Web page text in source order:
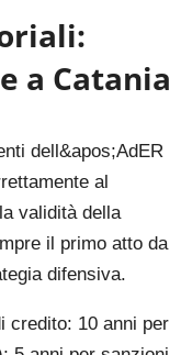
a Catania
dell&apos;AdER
al
validità della
il primo atto da
difensiva.
credito: 10 anni per